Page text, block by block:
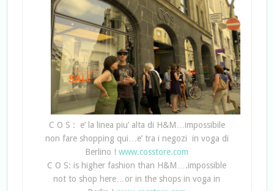
C O S : e’ la linea piu’ alta di H&M…impossibile
non fare shopping qui…e’ tra i negozi in voga di
Berlino !www.cosstore.com
C O S: is higher fashion than H&M….impossible
not to shop here…or in the shops in voga in